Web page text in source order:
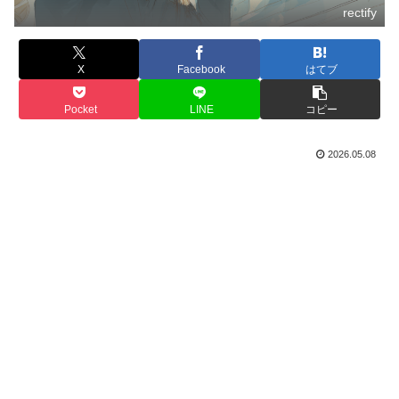
rectify
X Facebook はてブ
Pocket LINE コピー
2026.05.08